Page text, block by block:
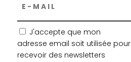
J'accepte que mon
adresse email soit utilisée pour
recevoir des newsletters